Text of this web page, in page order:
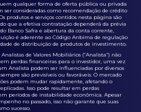
qualquer forma de oferta pública ou privada
ser consideradas como recomendação de crédito
produtos e serviços contidos nesta página são
que a efetiva contratação dependerá da prévia
Banco Safra e abertura da conta corrente,
é aderente ao Código Anbima de regulação
de distribuição de produtos de investimento.
de Valores Mobiliários (“Analista”) não
perdas financeiras para o investidor, uma vez
Analista podem ser influenciadas por diversos
são previsíveis ou favoráveis. O mercado
podem mudar rapidamente, afetando o
Isso pode resultar em perdas
períodos de instabilidade econômica. Apesar
no passado, isso não garante que suas
sucesso.